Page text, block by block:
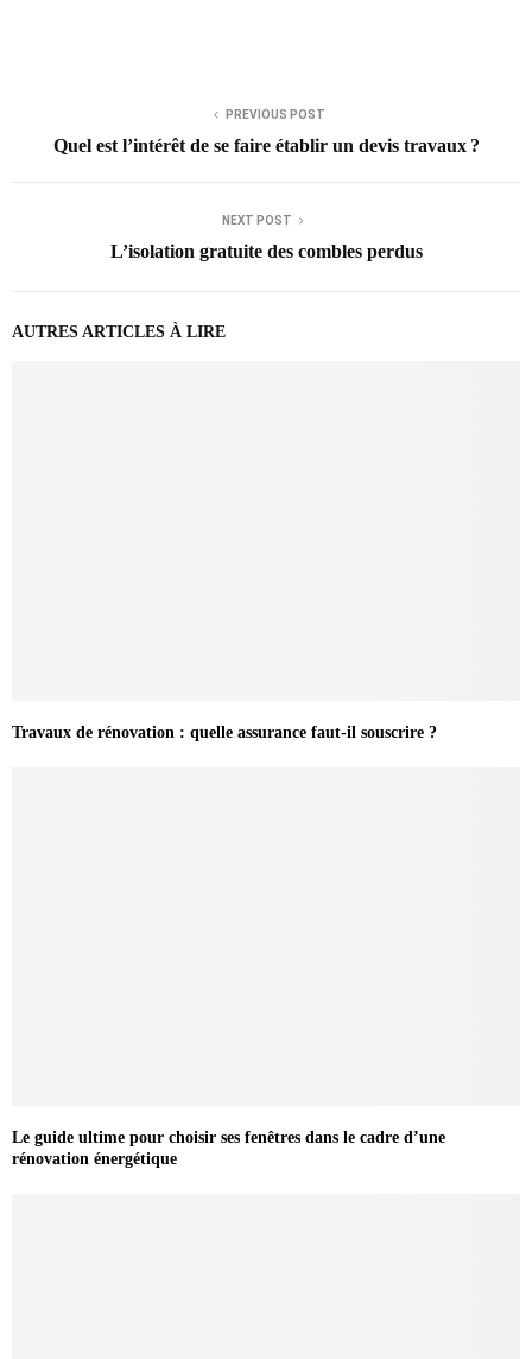
PREVIOUS POST
Quel est l’intérêt de se faire établir un devis travaux ?
NEXT POST
L’isolation gratuite des combles perdus
AUTRES ARTICLES À LIRE
Travaux de rénovation : quelle assurance faut-il souscrire ?
Le guide ultime pour choisir ses fenêtres dans le cadre d’une
rénovation énergétique